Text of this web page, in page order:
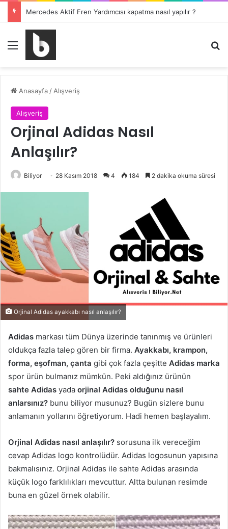
Mercedes Aktif Fren Yardımcısı kapatma nasıl yapılır ?
Menü
Anasayfa / Alışveriş
Alışveriş
Orjinal Adidas Nasıl
Anlaşılır?
Biliyor 28 Kasım 2018 4 184 2 dakika okuma süresi
Orjinal Adidas ayakkabı nasıl anlaşılır?
Adidas markası tüm Dünya üzerinde tanınmış ve ürünleri
oldukça fazla talep gören bir firma. Ayakkabı, krampon,
forma, eşofman, çanta gibi çok fazla çeşitte Adidas marka
spor ürün bulmanız mümkün. Peki aldığınız ürünün
sahte Adidas yada orjinal Adidas olduğunu nasıl
anlarsınız? bunu biliyor musunuz? Bugün sizlere bunu
anlamanın yollarını öğretiyorum. Hadi hemen başlayalım.
Orjinal Adidas nasıl anlaşılır? sorusuna ilk vereceğim
cevap Adidas logo kontrolüdür. Adidas logosunun yapısına
bakmalısınız. Orjinal Adidas ile sahte Adidas arasında
küçük logo farklılıkları mevcuttur. Altta bulunan resimde
buna en güzel örnek olabilir.